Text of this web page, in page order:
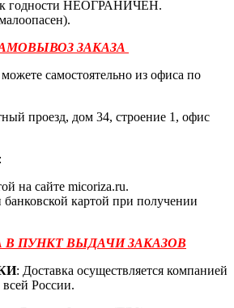
годности НЕОГРАНИЧЕН.
ЗАКАЗА
самостоятельно из офиса по
проезд, дом 34, строение 1, офис
:
на сайте micoriza.ru.
картой при получении
В ПУНКТ ВЫДАЧИ ЗАКАЗОВ
: Доставка осуществляется компанией
России.